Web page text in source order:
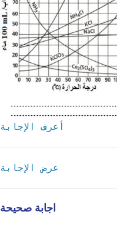
أعرف الإجابة
عرض الإجابة
اجابة صحيحة